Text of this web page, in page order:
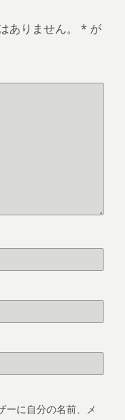
りません。 * が
ーに自分の名前、メ